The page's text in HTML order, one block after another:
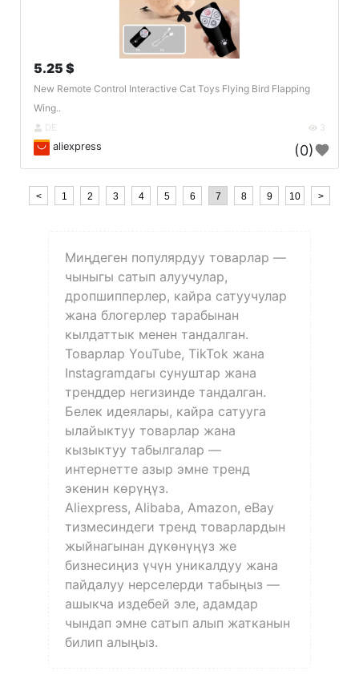
5.25 $
New Remote Control Interactive Cat Toys Flying Bird Flapping
Wing..
DE 3
aliexpress (0)
< 1 2 3 4 5 6 7 8 9 10 >
Миңдеген популярдуу товарлар —
чыныгы сатып алуучулар,
дропшипперлер, кайра сатуучулар
жана блогерлер тарабынан
кылдаттык менен тандалган.
Товарлар YouTube, TikTok жана
Instagramдагы сунуштар жана
тренддер негизинде тандалган.
Белек идеялары, кайра сатууга
ылайыктуу товарлар жана
кызыктуу табылгалар —
интернетте азыр эмне тренд
экенин көрүңүз.
Aliexpress, Alibaba, Amazon, eBay
тизмесиндеги тренд товарлардын
жыйнагынан дүкөнүңүз же
бизнесиңиз үчүн уникалдуу жана
пайдалуу нерселерди табыңыз —
ашыкча издебей эле, адамдар
чындап эмне сатып алып жатканын
билип алыңыз.